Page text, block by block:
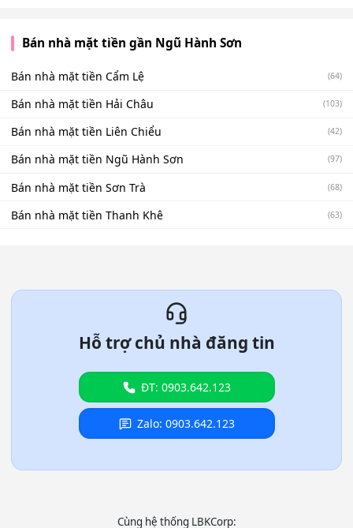
Bán nhà mặt tiền gần Ngũ Hành Sơn
Bán nhà mặt tiền Cẩm Lệ (64)
Bán nhà mặt tiền Hải Châu (103)
Bán nhà mặt tiền Liên Chiểu (42)
Bán nhà mặt tiền Ngũ Hành Sơn (97)
Bán nhà mặt tiền Sơn Trà (68)
Bán nhà mặt tiền Thanh Khê (63)
Hỗ trợ chủ nhà đăng tin
ĐT: 0903.642.123
Zalo: 0903.642.123
Cùng hệ thống LBKCorp: